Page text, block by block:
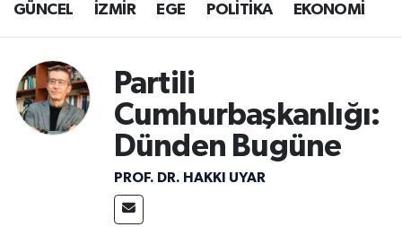
GÜNCEL İZMİR EGE POLİTİKA EKONOMİ
Partili
Cumhurbaşkanlığı:
Dünden Bugüne
PROF. DR. HAKKI UYAR
GÜNCEL
İZMİR
ÖZEL HABER
POLİTİKA
Programlar